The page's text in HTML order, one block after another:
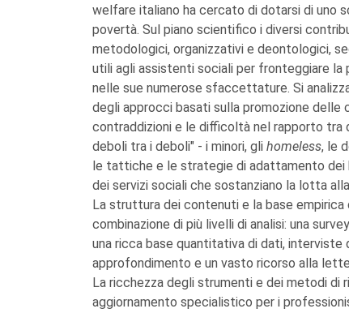
welfare italiano ha cercato di dotarsi di uno
povertà. Sul piano scientifico i diversi
metodologici, organizzativi e deontologici,
utili agli assistenti sociali per fronteggiare la
nelle sue numerose sfaccettature. Si
degli approcci basati sulla promozione delle
contraddizioni e le difficoltà nel rapporto tra
deboli tra i deboli" - i minori, gli homeless, le
le tattiche e le strategie di adattamento dei
dei servizi sociali che sostanziano la lotta
La struttura dei contenuti e la base
combinazione di più livelli di analisi: una
una ricca base quantitativa di dati,
approfondimento e un vasto ricorso alla
La ricchezza degli strumenti e dei metodi
aggiornamento specialistico per i